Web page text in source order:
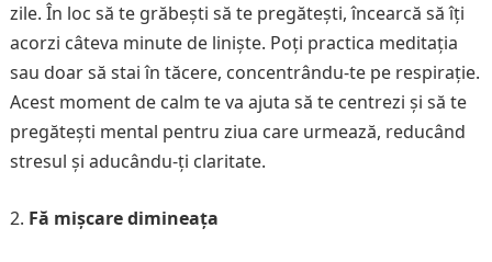
zile. În loc să te grăbești să te pregătești, încearcă să îți
acorzi câteva minute de liniște. Poți practica meditația
sau doar să stai în tăcere, concentrându-te pe respirație.
Acest moment de calm te va ajuta să te centrezi și să te
pregătești mental pentru ziua care urmează, reducând
stresul și aducându-ți claritate.
Fă mișcare dimineața